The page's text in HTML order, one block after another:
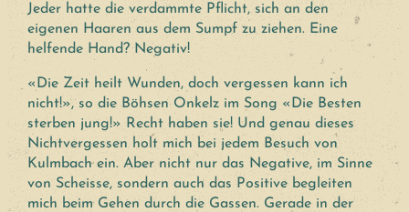
Jeder hatte die verdammte Pflicht, sich an den
eigenen Haaren aus dem Sumpf zu ziehen. Eine
helfende Hand? Negativ!
«Die Zeit heilt Wunden, doch vergessen kann ich
nicht!», so die Böhsen Onkelz im Song «Die Besten
sterben jung!» Recht haben sie! Und genau dieses
Nichtvergessen holt mich bei jedem Besuch von
Kulmbach ein. Aber nicht nur das Negative, im Sinne
von Scheisse, sondern auch das Positive begleiten
mich beim Gehen durch die Gassen. Gerade in der